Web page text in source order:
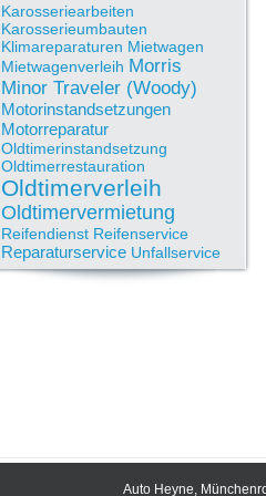
Karosseriearbeiten
Karosserieumbauten
Klimareparaturen Mietwagen
Mietwagenverleih Morris
Minor Traveler (Woody)
Motorinstandsetzungen
Motorreparatur
Oldtimerinstandsetzung
Oldtimerrestauration
Oldtimerverleih
Oldtimervermietung
Reifendienst Reifenservice
Reparaturservice Unfallservice
Auto Heyne,